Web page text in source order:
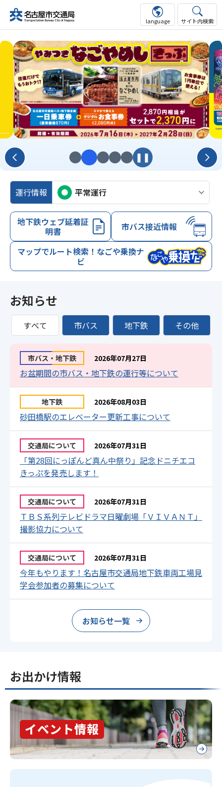
language サイト内検索
前へ 次へ
❚❚
運行情報 平常運行
地下鉄ウェブ延着証
明書
市バス接近情報
マップでルート検索！なごや乗換ナ
ビ
お知らせ
すべて 市バス 地下鉄 その他
市バス・地下鉄 2026年07月27日
お盆期間の市バス・地下鉄の運行等について
地下鉄 2026年08月03日
砂田橋駅のエレベーター更新工事について
交通局について 2026年07月31日
「第28回にっぽんど真ん中祭り」記念ドニチエコ
きっぷを発売します！
交通局について 2026年07月31日
ＴＢＳ系列テレビドラマ日曜劇場「ＶＩＶＡＮＴ」
撮影協力について
交通局について 2026年07月31日
今年もやります！名古屋市交通局地下鉄車両工場見
学会参加者の募集について
お知らせ一覧
お出かけ情報
イベント情報